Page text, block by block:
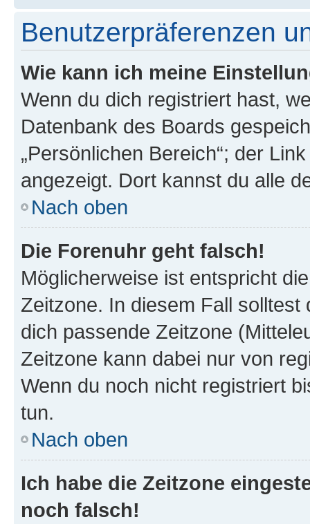
Benutzerpräferenzen
Wie kann ich meine
Wenn du dich registriert hast,
Datenbank des Boards
„Persönlichen Bereich“; der
angezeigt. Dort kannst du alle
Nach oben
Die Forenuhr geht falsch!
Möglicherweise ist entspricht
Zeitzone. In diesem Fall solltest
dich passende Zeitzone
Zeitzone kann dabei nur von
Wenn du noch nicht registriert
tun.
Nach oben
Ich habe die Zeitzone
noch falsch!